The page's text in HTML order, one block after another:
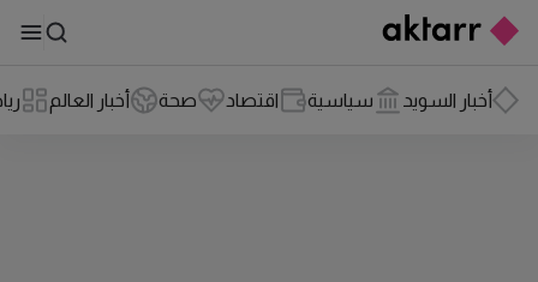
أخبار السويد سياسية اقتصاد صحة أخبار العالم